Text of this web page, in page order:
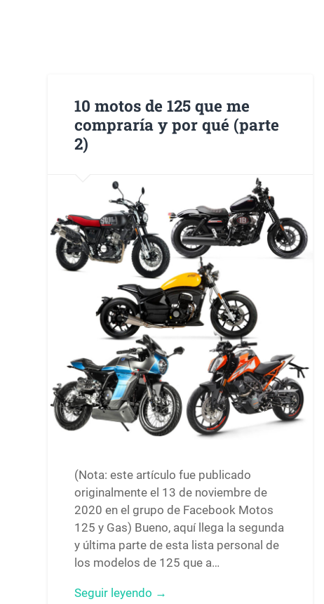
10 motos de 125 que me
compraría y por qué (parte
2)
(Nota: este artículo fue publicado
originalmente el 13 de noviembre de
2020 en el grupo de Facebook Motos
125 y Gas) Bueno, aquí llega la segunda
y última parte de esta lista personal de
los modelos de 125 que a…
Seguir leyendo →